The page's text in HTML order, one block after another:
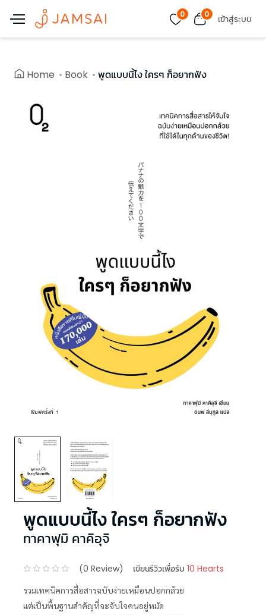
0 0 เข้าสู่ระบบ
Home Book พูดแบบนี้ไง ใครๆ ก็อยากฟัง
พูดแบบนี้ไง ใครๆ ก็อยากฟัง
ทาคาฟุมิ คาคิอุจิ
(0 Review) เขียนรีวิวเพื่อรับ 10 Hearts
รวมเทคนิคการสื่อสารฉบับง่ายเหมือนปอกกล้วย
แต่เป็นพื้นฐานสำคัญที่จะจับใจคนอยู่หมัด